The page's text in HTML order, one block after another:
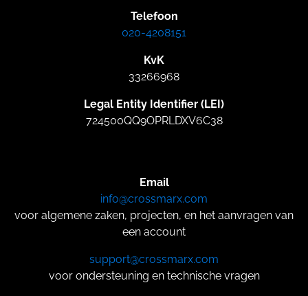
Telefoon
020-4208151
KvK
33266968
Legal Entity Identifier (LEI)
724500QQ9OPRLDXV6C38
Email
info@crossmarx.com
voor algemene zaken, projecten, en het aanvragen van
een account
support@crossmarx.com
voor ondersteuning en technische vragen